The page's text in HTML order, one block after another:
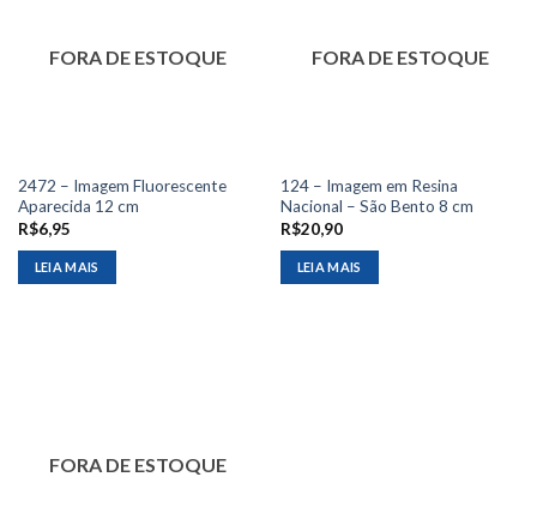
FORA DE ESTOQUE
2472 – Imagem Fluorescente
Aparecida 12 cm
R$6,95
LEIA MAIS
FORA DE ESTOQUE
124 – Imagem em Resina
Nacional – São Bento 8 cm
R$20,90
LEIA MAIS
FORA DE ESTOQUE